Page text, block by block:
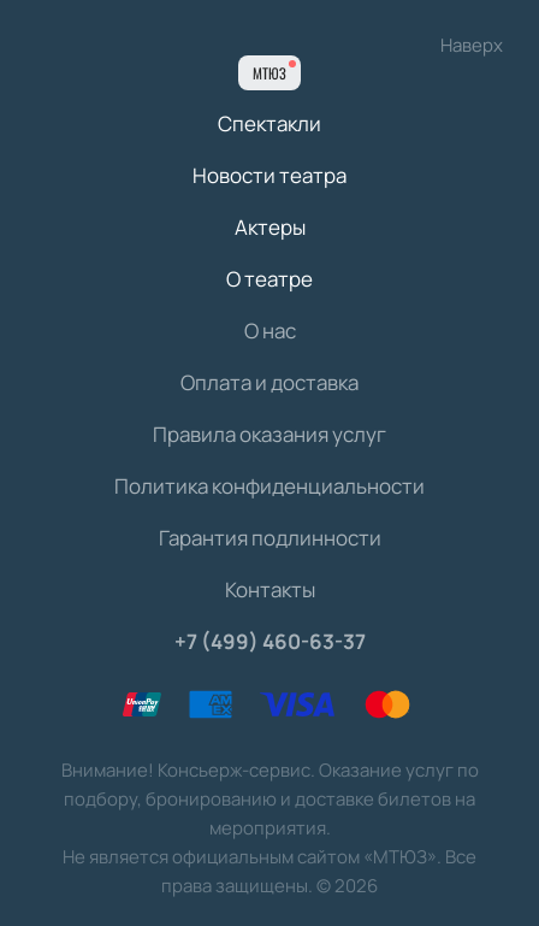
Наверх
МТЮЗ
Спектакли
Новости театра
Актеры
О театре
О нас
Оплата и доставка
Правила оказания услуг
Политика конфиденциальности
Гарантия подлинности
Контакты
+7 (499) 460-63-37
Внимание! Консьерж-сервис. Оказание услуг по
подбору, бронированию и доставке билетов на
мероприятия.
Не является официальным сайтом «МТЮЗ». Все
права защищены.©2026